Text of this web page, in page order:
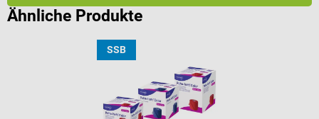
Ähnliche Produkte
SSB